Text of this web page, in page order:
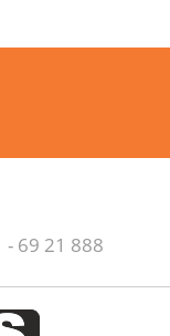
- 69 21 888